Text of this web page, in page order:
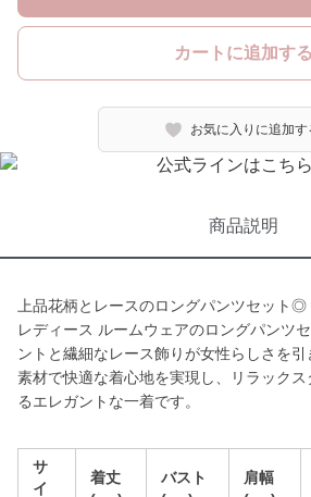
カートに追加する
お気に入りに追加す
商品説明
上品花柄とレースのロングパンツセット◎
レディース ルームウェアのロングパンツ
ントと繊細なレース飾りが女性らしさを
素材で快適な着心地を実現し、リラック
るエレガントな一着です。
サ
イ
着丈
バスト
肩幅